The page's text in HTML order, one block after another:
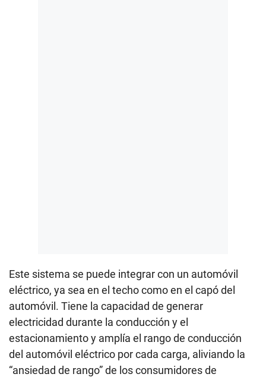
Este sistema se puede integrar con un automóvil
eléctrico, ya sea en el techo como en el capó del
automóvil. Tiene la capacidad de generar
electricidad durante la conducción y el
estacionamiento y amplía el rango de conducción
del automóvil eléctrico por cada carga, aliviando la
“ansiedad de rango” de los consumidores de